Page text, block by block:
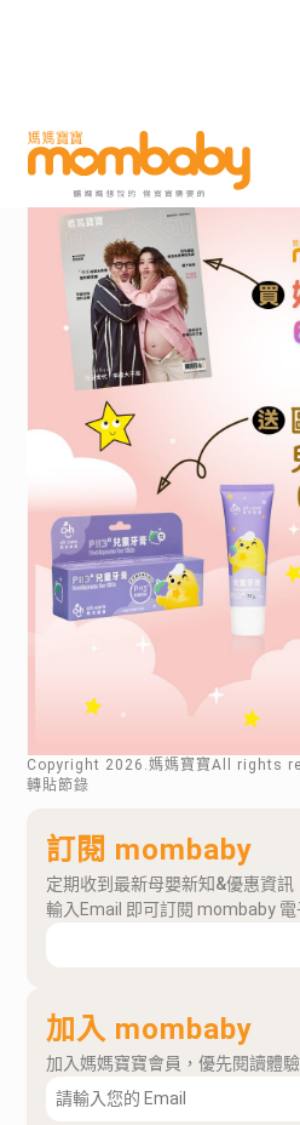
Copyright 2026 .媽媽寶寶All rights
轉貼節錄
訂閱 mombaby
定期收到最新母嬰新知&優惠資訊
輸入Email 即可訂閱 mombaby 電
加入 mombaby
加入媽媽寶寶會員，優先閱讀體